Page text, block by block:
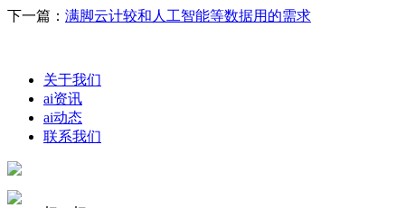
下一篇： 满脚云计较和人工智能等数据用的需求
关于我们
ai资讯
ai动态
联系我们